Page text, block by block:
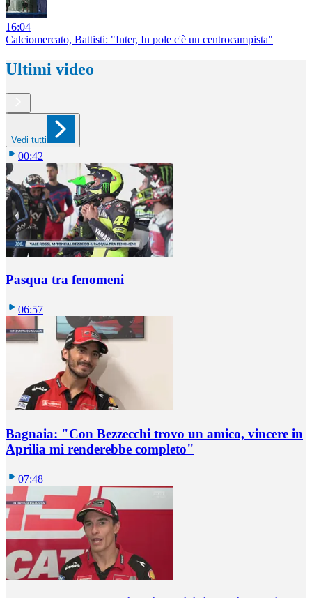
16:04
Calciomercato, Battisti: "Inter, In pole c'è un centrocampista"
Ultimi video
Vedi tutti
00:42
Pasqua tra fenomeni
06:57
Bagnaia: "Con Bezzecchi trovo un amico, vincere in
Aprilia mi renderebbe completo"
07:48